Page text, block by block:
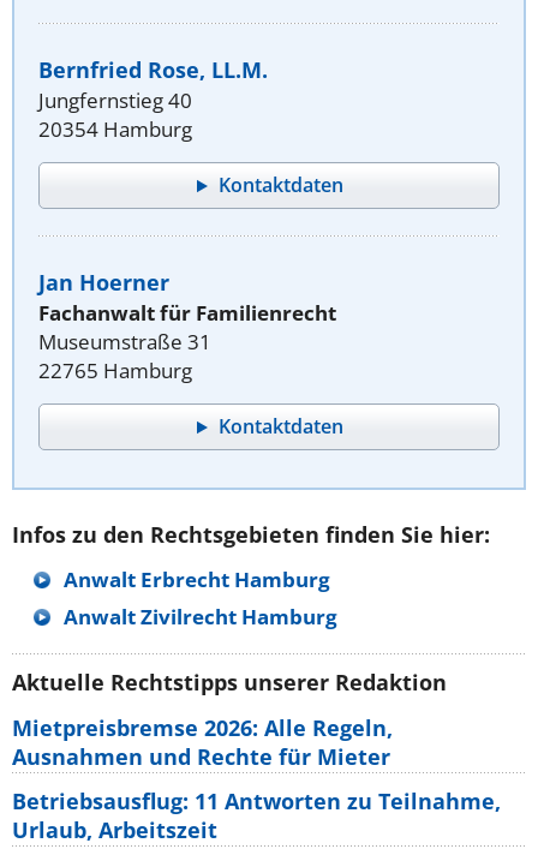
Bernfried Rose, LL.M.
Jungfernstieg 40
20354 Hamburg
Kontaktdaten
Jan Hoerner
Fachanwalt für Familienrecht
Museumstraße 31
22765 Hamburg
Kontaktdaten
Infos zu den Rechtsgebieten finden Sie hier:
Anwalt Erbrecht Hamburg
Anwalt Zivilrecht Hamburg
Aktuelle Rechtstipps unserer Redaktion
Mietpreisbremse 2026: Alle Regeln,
Ausnahmen und Rechte für Mieter
Betriebsausflug: 11 Antworten zu Teilnahme,
Urlaub, Arbeitszeit